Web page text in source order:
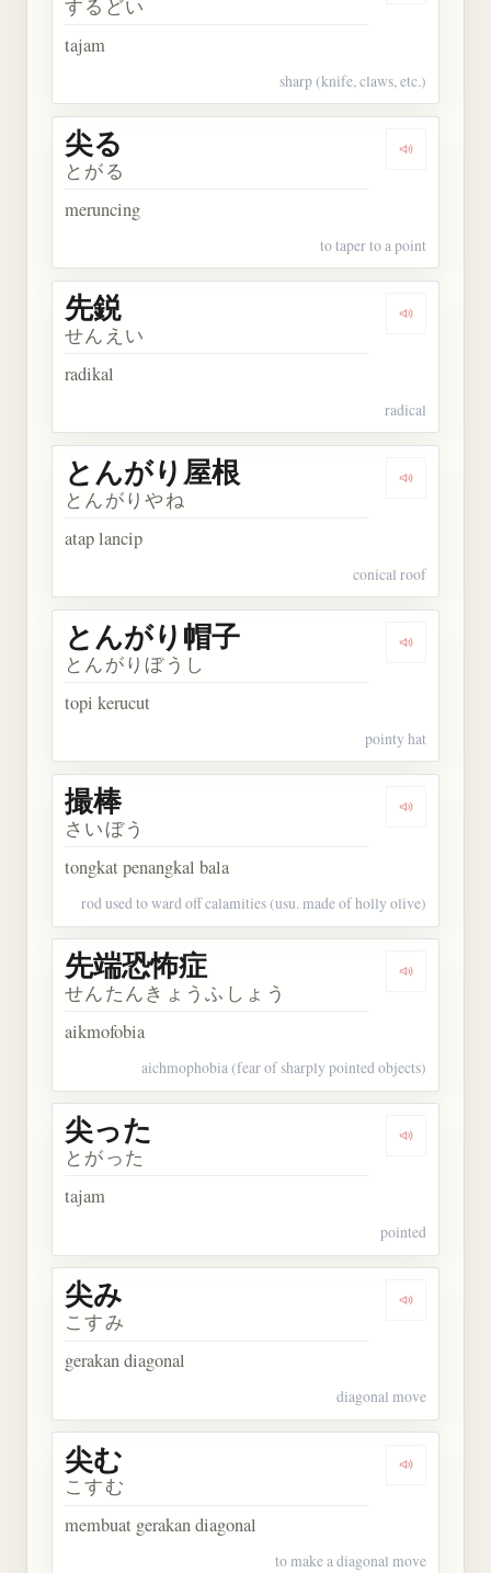
するどい
tajam
sharp (knife, claws, etc.)
Dengarkan
尖る
とがる
meruncing
to taper to a point
Dengarkan
先鋭
せんえい
radikal
radical
Dengarkan
とんがり屋根
とんがりやね
atap lancip
conical roof
Dengarkan
とんがり帽子
とんがりぼうし
topi kerucut
pointy hat
Dengarkan
撮棒
さいぼう
tongkat penangkal bala
rod used to ward off calamities (usu. made of holly olive)
Dengarkan
先端恐怖症
せんたんきょうふしょう
aikmofobia
aichmophobia (fear of sharply pointed objects)
Dengarkan
尖った
とがった
tajam
pointed
Dengarkan
尖み
こすみ
gerakan diagonal
diagonal move
Dengarkan
尖む
こすむ
membuat gerakan diagonal
to make a diagonal move